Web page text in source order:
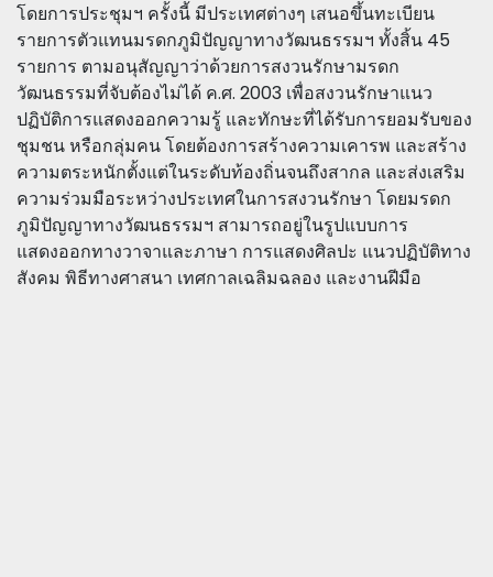
โดยการประชุมฯ ครั้งนี้ มีประเทศต่างๆ เสนอขึ้นทะเบียน
รายการตัวแทนมรดกภูมิปัญญาทางวัฒนธรรมฯ ทั้งสิ้น 45
รายการ ตามอนุสัญญาว่าด้วยการสงวนรักษามรดก
วัฒนธรรมที่จับต้องไม่ได้ ค.ศ. 2003 เพื่อสงวนรักษาแนว
ปฏิบัติการแสดงออกความรู้ และทักษะที่ได้รับการยอมรับของ
ชุมชน หรือกลุ่มคน โดยต้องการสร้างความเคารพ และสร้าง
ความตระหนักตั้งแต่ในระดับท้องถิ่นจนถึงสากล และส่งเสริม
ความร่วมมือระหว่างประเทศในการสงวนรักษา โดยมรดก
ภูมิปัญญาทางวัฒนธรรมฯ สามารถอยู่ในรูปแบบการ
แสดงออกทางวาจาและภาษา การแสดงศิลปะ แนวปฏิบัติทาง
สังคม พิธีทางศาสนา เทศกาลเฉลิมฉลอง และงานฝีมือ